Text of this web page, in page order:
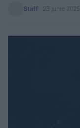
Staff 23 junio 2025